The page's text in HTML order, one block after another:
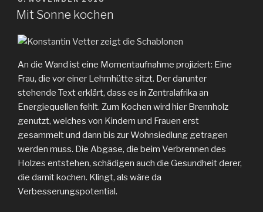
AM
Mit Sonne kochen
An die Wand ist eine Momentaufnahme projiziert: Eine
Frau, die vor einer Lehmhütte sitzt. Der darunter
stehende Text erklärt, dass es in Zentralafrika an
Energiequellen fehlt. Zum Kochen wird hier Brennholz
genutzt, welches von Kindern und Frauen erst
gesammelt und dann bis zur Wohnsiedlung getragen
werden muss. Die Abgase, die beim Verbrennen des
Holzes entstehen, schädigen auch die Gesundheit derer,
die damit kochen. Klingt, als wäre da
Verbesserungspotential.